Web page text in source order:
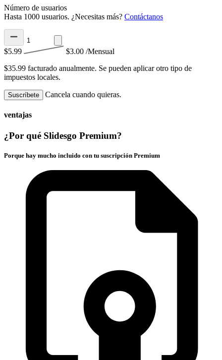
Número de usuarios
Hasta 1000 usuarios. ¿Necesitas más? Contáctanos
$5.99 $3.00 /Mensual
$35.99 facturado anualmente. Se pueden aplicar otro tipo de
impuestos locales.
Suscríbete Cancela cuando quieras.
ventajas
¿Por qué Slidesgo Premium?
Porque hay mucho incluido con tu suscripción Premium